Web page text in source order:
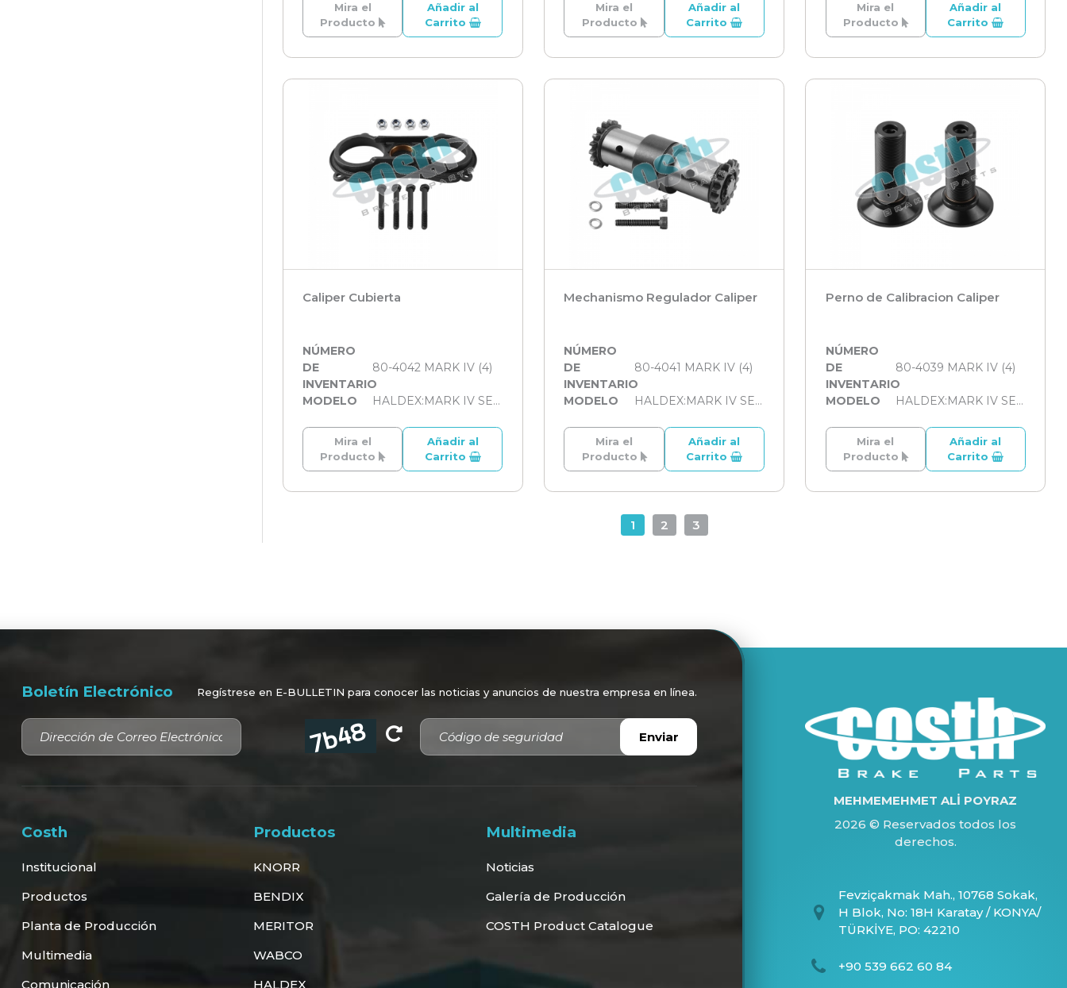
Mira el
Producto
Añadir al
Carrito
Mira el
Producto
Añadir al
Carrito
Mira el
Producto
Añadir al
Carrito
Caliper Cubierta
NÚMERO
DE
INVENTARIO
80-4042 MARK IV (4)
MODELO HALDEX:MARK IV SERİSİ
Mira el
Producto
Añadir al
Carrito
Mechanismo Regulador Caliper
NÚMERO
DE
INVENTARIO
80-4041 MARK IV (4)
MODELO HALDEX:MARK IV SERİSİ
Mira el
Producto
Añadir al
Carrito
Perno de Calibracion Caliper
NÚMERO
DE
INVENTARIO
80-4039 MARK IV (4)
MODELO HALDEX:MARK IV SERİSİ
Mira el
Producto
Añadir al
Carrito
1 2 3
MEHMEMEHMET ALİ POYRAZ
2026 © Reservados todos los
derechos.
Fevziçakmak Mah., 10768 Sokak,
H Blok, No: 18H Karatay / KONYA/
TÜRKİYE, PO: 42210
+90 539 662 60 84
Boletín Electrónico Regístrese en E-BULLETIN para conocer las noticias y anuncios de nuestra empresa en línea.
Código de seguridad
Enviar
Costh
Institucional
Productos
Planta de Producción
Multimedia
Comunicación
Productos
KNORR
BENDIX
MERITOR
WABCO
HALDEX
Multimedia
Noticias
Galería de Producción
COSTH Product Catalogue